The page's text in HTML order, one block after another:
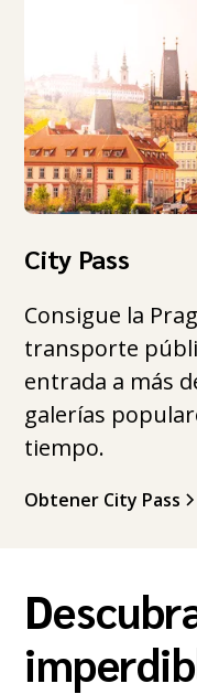
City Pass
Consigue la
transporte
entrada a más
galerías
tiempo.
Obtener City Pass